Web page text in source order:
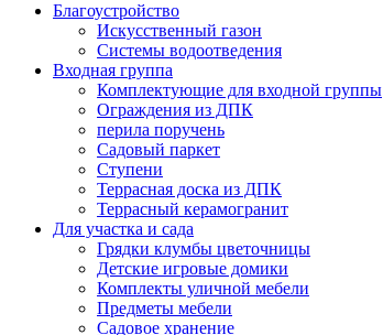
Благоустройство
Искусственный газон
Системы водоотведения
Входная группа
Комплектующие для входной группы
Ограждения из ДПК
перила поручень
Садовый паркет
Ступени
Террасная доска из ДПК
Террасный керамогранит
Для участка и сада
Грядки клумбы цветочницы
Детские игровые домики
Комплекты уличной мебели
Предметы мебели
Садовое хранение